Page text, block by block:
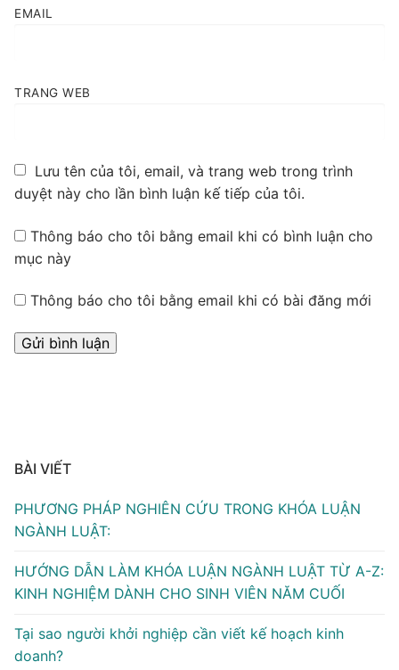
EMAIL
TRANG WEB
Lưu tên của tôi, email, và trang web trong trình
duyệt này cho lần bình luận kế tiếp của tôi.
Thông báo cho tôi bằng email khi có bình luận cho
mục này
Thông báo cho tôi bằng email khi có bài đăng mới
BÀI VIẾT
PHƯƠNG PHÁP NGHIÊN CỨU TRONG KHÓA LUẬN
NGÀNH LUẬT:
HƯỚNG DẪN LÀM KHÓA LUẬN NGÀNH LUẬT TỪ A-Z:
KINH NGHIỆM DÀNH CHO SINH VIÊN NĂM CUỐI
Tại sao người khởi nghiệp cần viết kế hoạch kinh
doanh?